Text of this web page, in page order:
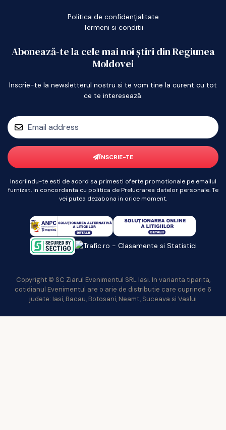
Politica de confidențialitate
Termeni si conditii
Abonează-te la cele mai noi știri din Regiunea
Moldovei
Inscrie-te la newsletterul nostru si te vom tine la curent cu tot
ce te interesează.
ÎNSCRIE-TE
Inscriindu-te esti de acord sa primesti oferte promotionale pe emailul
furnizat, in concordanta cu politica de Prelucrarea datelor personale. Te
vei putea dezabona in orice moment.
Copyright © SC Ziarul Evenimentul SRL Iasi. In varianta tiparita,
cotidianul Evenimentul are o arie de distributie care cuprinde 6
judete: Iasi, Bacau, Botosani, Neamt, Suceava si Vaslui